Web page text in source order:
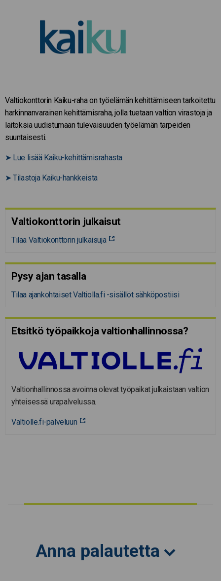
Valtiokonttorin Kaiku-raha on työelämän kehittämiseen tarkoitettu
harkinnanvarainen kehittämisraha, jolla tuetaan valtion virastoja ja
laitoksia uudistumaan tulevaisuuden työelämän tarpeiden
suuntaisesti.
➤ Lue lisää Kaiku-kehittämisrahasta
➤ Tilastoja Kaiku-hankkeista
Valtiokonttorin julkaisut
Tilaa Valtiokonttorin julkaisuja
Pysy ajan tasalla
Tilaa ajankohtaiset Valtiolla.fi -sisällöt sähköpostiisi
Etsitkö työpaikkoja valtion­hal­lin­nossa?
Valtionhallinnossa avoinna olevat työpaikat julkaistaan valtion
yhteisessä urapalvelussa.
Valtiolle.fi-palveluun
Anna palautetta